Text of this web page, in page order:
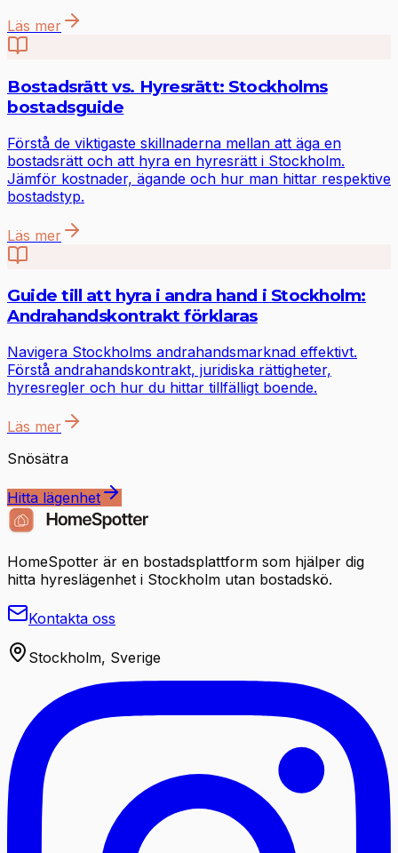
Läs mer
Bostadsrätt vs. Hyresrätt: Stockholms
bostadsguide
Förstå de viktigaste skillnaderna mellan att äga en
bostadsrätt och att hyra en hyresrätt i Stockholm.
Jämför kostnader, ägande och hur man hittar respektive
bostadstyp.
Läs mer
Guide till att hyra i andra hand i Stockholm:
Andrahandskontrakt förklaras
Navigera Stockholms andrahandsmarknad effektivt.
Förstå andrahandskontrakt, juridiska rättigheter,
hyresregler och hur du hittar tillfälligt boende.
Läs mer
Snösätra
Hitta lägenhet
HomeSpotter är en bostadsplattform som hjälper dig
hitta hyreslägenhet i Stockholm utan bostadskö.
Kontakta oss
Stockholm, Sverige